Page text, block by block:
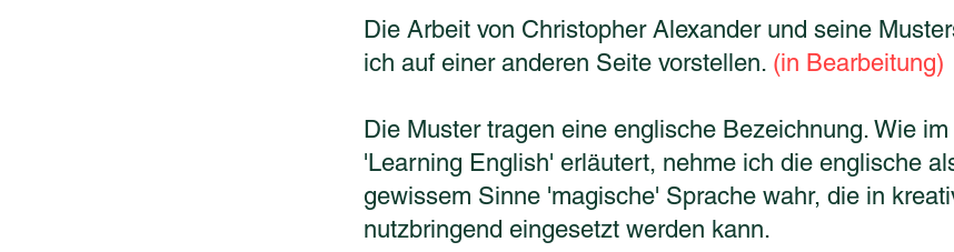
Die Arbeit von Christopher Alexander und seine
ich auf einer anderen Seite vorstellen. (in Bearbeitung)
Die Muster tragen eine englische Bezeichnung. Wie
'Learning English' erläutert, nehme ich die englische
gewissem Sinne 'magische' Sprache wahr, die in
nutzbringend eingesetzt werden kann.